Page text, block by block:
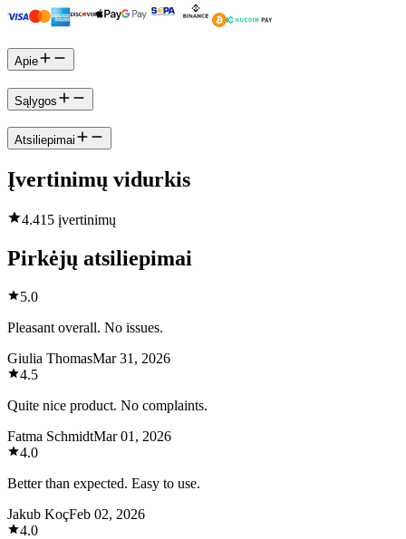
Apie
Sąlygos
Atsiliepimai
Įvertinimų vidurkis
4.415 įvertinimų
Pirkėjų atsiliepimai
5.0
Pleasant overall. No issues.
Giulia ThomasMar 31, 2026
4.5
Quite nice product. No complaints.
Fatma SchmidtMar 01, 2026
4.0
Better than expected. Easy to use.
Jakub KoçFeb 02, 2026
4.0